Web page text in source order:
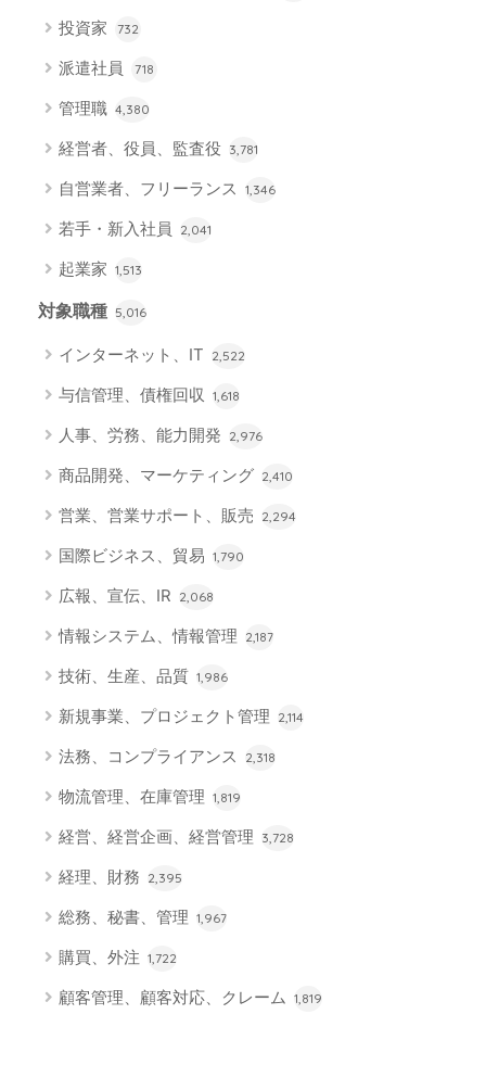
投資家 732
派遣社員 718
管理職 4,380
経営者、役員、監査役 3,781
自営業者、フリーランス 1,346
若手・新入社員 2,041
起業家 1,513
対象職種 5,016
インターネット、IT 2,522
与信管理、債権回収 1,618
人事、労務、能力開発 2,976
商品開発、マーケティング 2,410
営業、営業サポート、販売 2,294
国際ビジネス、貿易 1,790
広報、宣伝、IR 2,068
情報システム、情報管理 2,187
技術、生産、品質 1,986
新規事業、プロジェクト管理 2,114
法務、コンプライアンス 2,318
物流管理、在庫管理 1,819
経営、経営企画、経営管理 3,728
経理、財務 2,395
総務、秘書、管理 1,967
購買、外注 1,722
顧客管理、顧客対応、クレーム 1,819